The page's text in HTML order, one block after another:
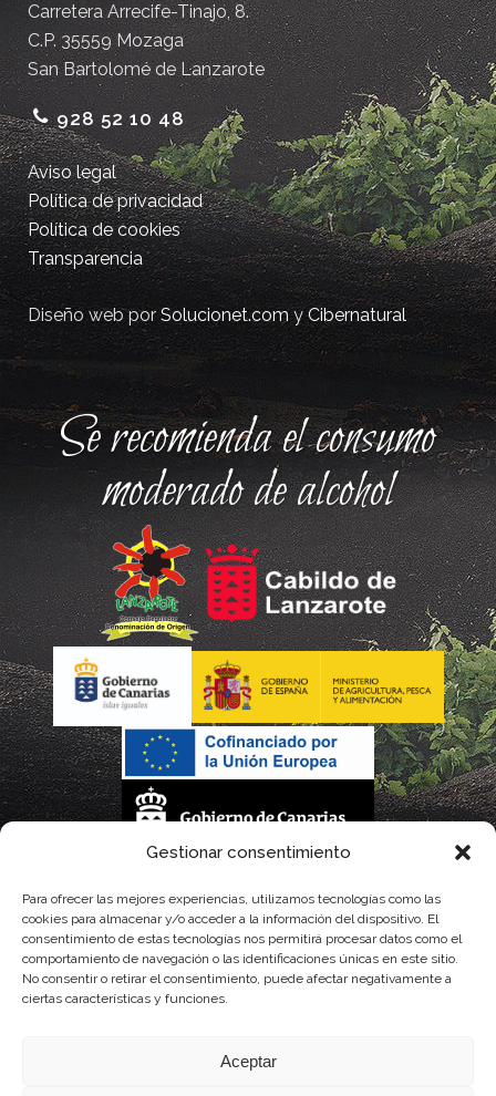
Gestionar consentimiento
Para ofrecer las mejores experiencias, utilizamos tecnologías como las
cookies para almacenar y/o acceder a la información del dispositivo. El
consentimiento de estas tecnologías nos permitirá procesar datos como el
comportamiento de navegación o las identificaciones únicas en este sitio.
No consentir o retirar el consentimiento, puede afectar negativamente a
ciertas características y funciones.
Aceptar
Carretera Arrecife-Tinajo, 8.
C.P. 35559 Mozaga
San Bartolomé de Lanzarote
928 52 10 48
Aviso legal
Política de privacidad
Política de cookies
Transparencia
Diseño web porSolucionet.comyCibernatural
Se recomienda el consumo
moderado de alcohol
parcialmente, por el Gobierno de Canarias
con fondos provenientes del presupuesto de gastos del Instituto Canario de
Calidad Agroalimentaria